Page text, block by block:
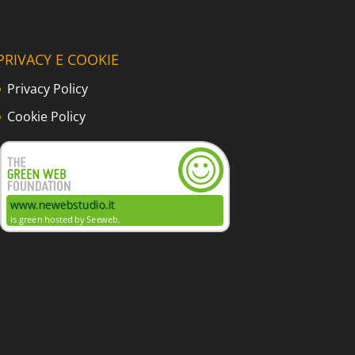
E COOKIE
Privacy Policy
Cookie Policy